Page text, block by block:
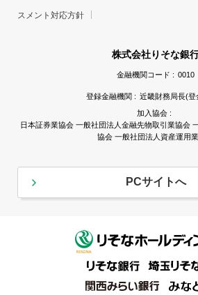
スメント対応方針
株式会社りそな銀
金融機関コード : 0010
登録金融機関 : 近畿財務局長(登
加入協会 :
日本証券業協会 一般社団法人金融先物取引業協会
協会 一般社団法人資産運用
PCサイトへ